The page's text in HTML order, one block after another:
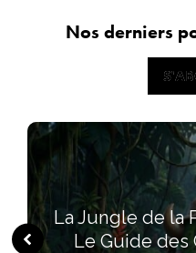
Nos derniers
La Jungle de la
Le Guide des